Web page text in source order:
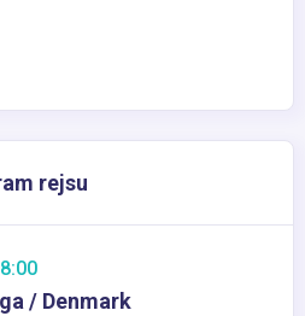
rejsu
/ Denmark